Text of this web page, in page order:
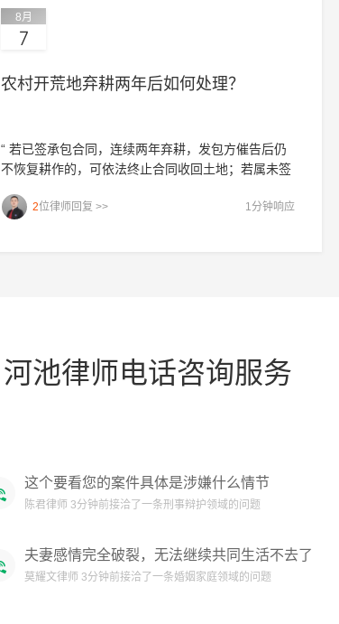
8月
7
农村开荒地弃耕两年后如何处理？
“ 若已签承包合同，连续两年弃耕，发包方催告后仍
不恢复耕作的，可依法终止合同收回土地；若属未签
殷德友律师，如果仍有疑问，欢迎追问或一对一咨
1分钟响应
2位律师回复 >>
河池律师电话咨询服务
您是当事人还是家属，具体情况电话沟通
陈君律师 3分钟前接洽了一条刑事辩护领域的问题
莫耀文律师 3分钟前接洽了一条婚姻家庭领域的问题